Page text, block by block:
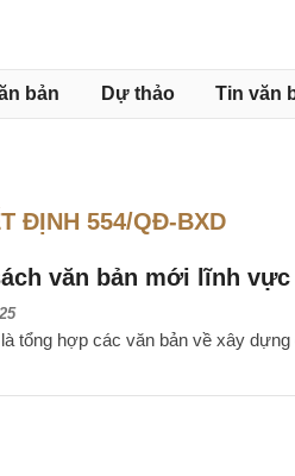
bản Dự thảo Tin văn
ĐỊNH 554/QĐ-BXD
văn bản mới lĩnh
tổng hợp các văn bản về xây